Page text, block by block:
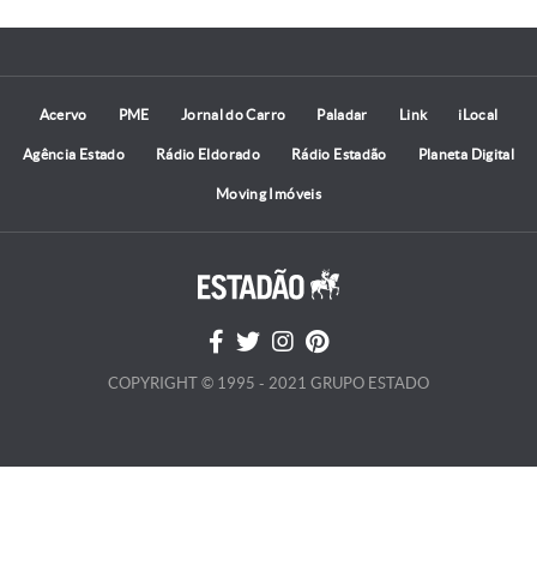
Acervo PME Jornal do Carro Paladar Link iLocal
Agência Estado Rádio Eldorado Rádio Estadão Planeta Digital
Moving Imóveis
COPYRIGHT © 1995 - 2021 GRUPO ESTADO